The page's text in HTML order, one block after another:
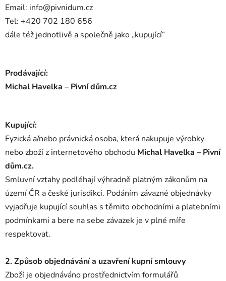
Email: info@pivnidum.cz
Tel: +420 702 180 656
dále též jednotlivě a společně jako „kupující“
Prodávající:
Michal Havelka – Pivní dům.cz
Kupující:
Fyzická a/nebo právnická osoba, která nakupuje výrobky
nebo zboží z internetového obchodu Michal Havelka – Pivní
dům.cz.
Smluvní vztahy podléhají výhradně platným zákonům na
území ČR a české jurisdikci. Podáním závazné objednávky
vyjadřuje kupující souhlas s těmito obchodními a platebními
podmínkami a bere na sebe závazek je v plné míře
respektovat.
2. Způsob objednávání a uzavření kupní smlouvy
Zboží je objednáváno prostřednictvím formulářů